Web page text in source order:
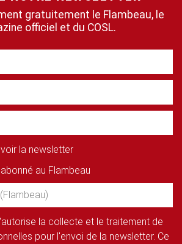
gratuitement le Flambeau, le
officiel et du COSL.
la newsletter
au Flambeau
la collecte et le traitement de
pour l'envoi de la newsletter. Ce